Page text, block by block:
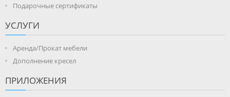
Подарочные сертификаты
УСЛУГИ
Аренда/Прокат мебели
Дополнение кресел
ПРИЛОЖЕНИЯ